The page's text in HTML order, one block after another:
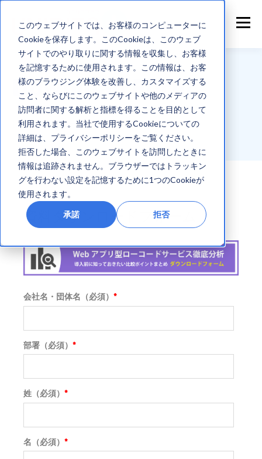
このウェブサイトでは、お客様のコンピューターに
Cookieを保存します。このCookieは、このウェブ
サイトでのやり取りに関する情報を収集し、お客様
を記憶するために使用されます。この情報は、お客
様のブラウジング体験を改善し、カスタマイズする
こと、ならびにこのウェブサイトや他のメディアの
訪問者に関する解析と指標を得ることを目的として
利用されます。当社で使用するCookieについての
詳細は、プライバシーポリシーをご覧ください。
拒否した場合、このウェブサイトを訪問したときに
情報は追跡されません。ブラウザーではトラッキン
グを行わない設定を記憶するために1つのCookieが
使用されます。
承諾 拒否
Download Form
資料ダウンロード
資料ダウンロードフォーム
会社名・団体名（必須） *
部署（必須） *
姓（必須） *
名（必須） *